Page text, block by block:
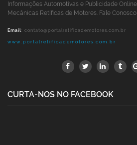
Informações Automotivas e Publicidade
Mecânicas Retíficas de Motores. Fale Conosco!
Email: contato@portalretificademotores.com.br
www.portalretificademotores.com.br
CURTA-NOS NO FACEBOOK